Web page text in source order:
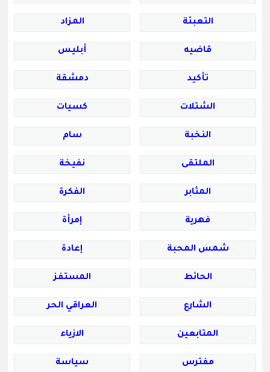
التعبئة المزاد
قاضيه أبليس
تأكيد دمشقة
الشتلات كسيات
النخبة سام
الملتقى نفيخة
المثابر الفكرة
فهرية إمرأة
شمس المحبة إعادة
الحائط المستفز
الشارع العراقي الحر
المتابعين الازياء
مفترس سياسة